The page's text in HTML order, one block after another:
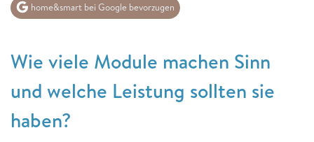
home&smart bei Google bevorzugen
Wie viele Module machen Sinn
und welche Leistung sollten sie
haben?